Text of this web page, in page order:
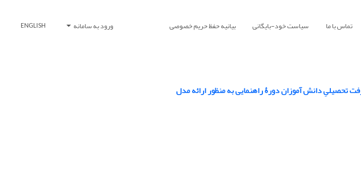
تماس با ما سیاست خود-بایگانی بیانیه حفظ حریم خصوصی ورود به سامانه ENGLISH
تحصیلیِ دانش آموزان دورۀ راهنمایی به منظور ارائه مدل